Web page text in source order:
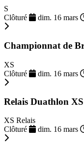
S
Clôturé
dim. 16 mars
Championnat de
XS
Clôturé
dim. 16 mars
Relais Duathlon
XS Relais
Clôturé
dim. 16 mars